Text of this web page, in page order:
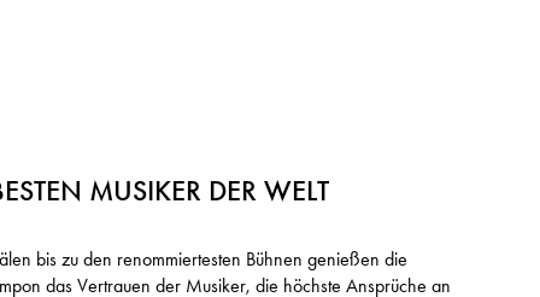
MUSIKER DER WELT
bis zu den renommiertesten Bühnen genießen die
das Vertrauen der Musiker, die höchste Ansprüche an